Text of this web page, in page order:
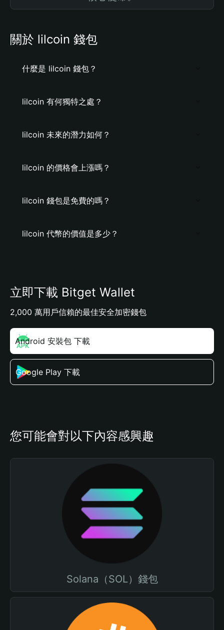
關於 lilcoin 錢包
什麼是 lilcoin 錢包？
lilcoin 有何獨特之處？
lilcoin 未來的潛力如何？
lilcoin 的價格會上漲嗎？
lilcoin 錢包是免費的嗎？
lilcoin 代幣的價值是多少？
立即下載 Bitget Wallet
2,000 萬用戶信賴的最佳安全加密錢包
Android 安裝包 下載
Google Play 下載
您可能會對以下內容感興趣
Solana（SOL）錢包